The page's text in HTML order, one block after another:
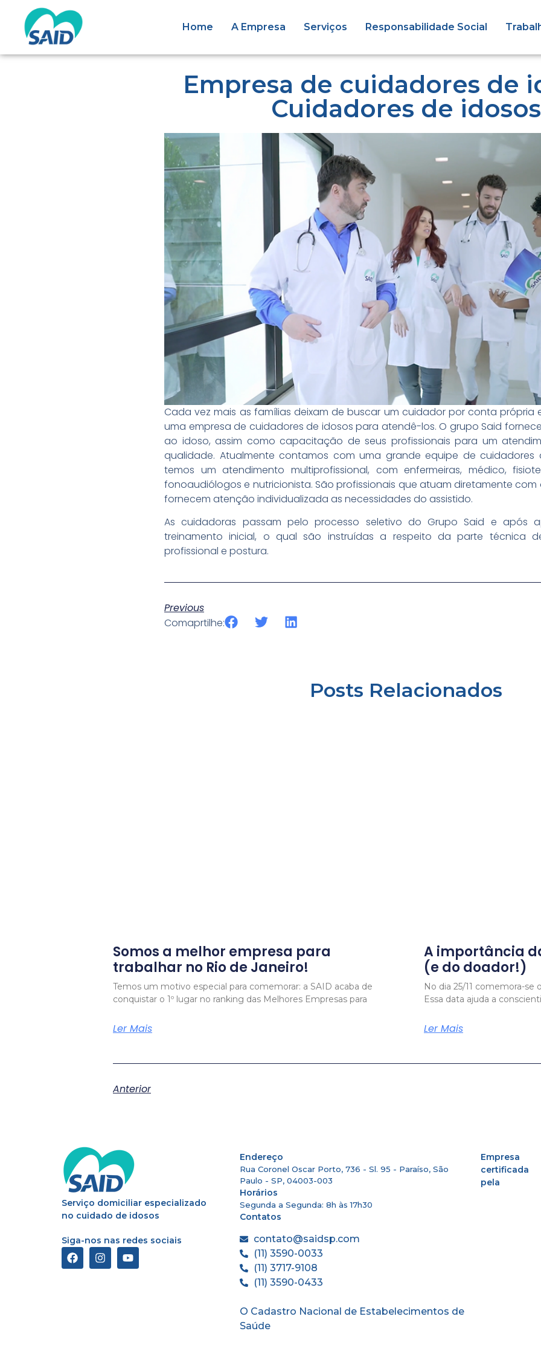
Home A Empresa Serviços Responsabilidade Social
Empresa de cuidadores de
Cuidadores de idosos
Cada vez mais as famílias deixam de buscar um cuidador por conta
uma empresa de cuidadores de idosos para atendê-los. O grupo Said
ao idoso, assim como capacitação de seus profissionais para um
qualidade. Atualmente contamos com uma grande equipe de cuidadores
temos um atendimento multiprofissional, com enfermeiras, médico,
fonoaudiólogos e nutricionista. São profissionais que atuam diretamente
fornecem atenção individualizada as necessidades do assistido.
As cuidadoras passam pelo processo seletivo do Grupo Said e após
treinamento inicial, o qual são instruídas a respeito da parte técnica
profissional e postura.
Previous
Comaprtilhe:
Posts Relacionados
Somos a melhor empresa para
trabalhar no Rio de Janeiro!
Temos um motivo especial para comemorar: a SAID acaba de
conquistar o 1º lugar no ranking das Melhores Empresas para
Ler Mais
A importância
(e do doador!)
No dia 25/11 comemora-se
Essa data ajuda a
Ler Mais
Anterior
Serviço domiciliar especializado
no cuidado de idosos
Siga-nos nas redes sociais
Endereço
Rua Coronel Oscar Porto, 736 - Sl. 95 - Paraíso, São
Paulo - SP, 04003-003
Horários
Segunda a Segunda: 8h às 17h30
Contatos
contato@saidsp.com
(11) 3590-0033
(11) 3717-9108
(11) 3590-0433
O Cadastro Nacional de Estabelecimentos de
Saúde
Empresa
certificada
pela